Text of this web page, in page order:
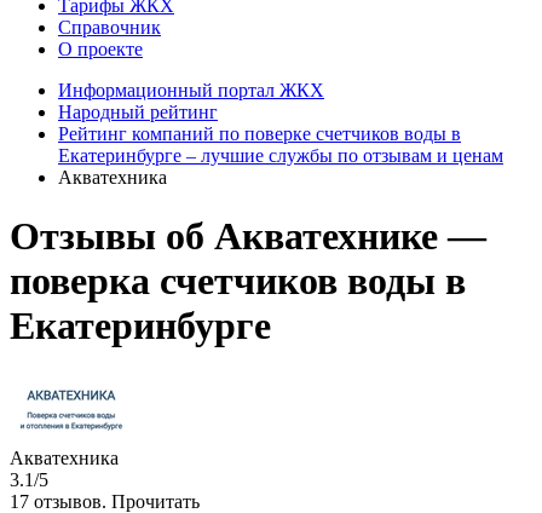
Тарифы ЖКХ
Справочник
О проекте
Информационный портал ЖКХ
Народный рейтинг
Рейтинг компаний по поверке счетчиков воды в
Екатеринбурге – лучшие службы по отзывам и ценам
Акватехника
Отзывы об Акватехнике —
поверка счетчиков воды в
Екатеринбурге
Акватехника
3.1/5
17 отзывов. Прочитать